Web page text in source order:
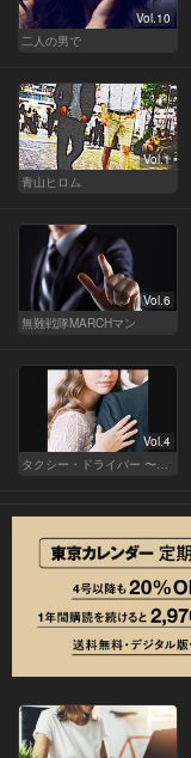
Vol.10
二人の男で
Vol.1
青山ヒロム
Vol.6
無難戦隊MARCHマン
Vol.4
タクシー・ドライバー 〜柊舞香〜